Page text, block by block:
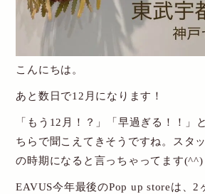
こんにちは。
あと数日で12月になります！
「もう12月！？」「早過ぎる！！」
ちらで聞こえてきそうですね。スタ
の時期になると言っちゃってます(^^)
EAVUS今年最後のPop up storeは、2